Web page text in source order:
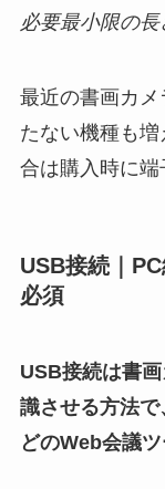
必要最小限の長
最近の書画カ
たない機種も
合は購入時に端
USB接続｜
必須
USB接続は書
識させる方法
どのWeb会議